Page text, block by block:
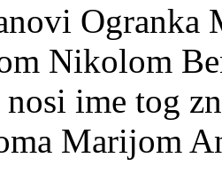
Ogranka
Nikolom
ime tog
Marijom